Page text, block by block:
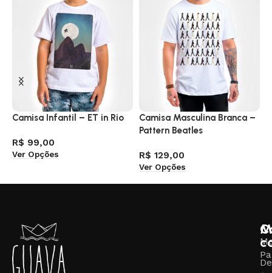
Camisa Infantil – ET in Rio
R$ 99,00
Ver Opções
Camisa Masculina Branca –
Pattern Beatles
R$ 129,00
Ver Opções